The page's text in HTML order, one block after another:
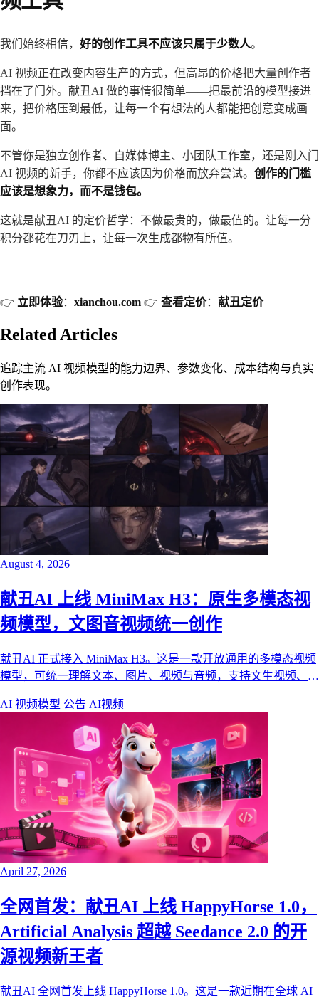
我们始终相信， 好的创作工具不应该只属于少数人。
AI 视频正在改变内容生产的方式，但高昂的价格把大量创作者
挡在了门外。献丑AI 做的事情很简单——把最前沿的模型接进
来，把价格压到最低，让每一个有想法的人都能把创意变成画
面。
不管你是独立创作者、自媒体博主、小团队工作室，还是刚入门
AI 视频的新手，你都不应该因为价格而放弃尝试。 创作的门槛
应该是想象力，而不是钱包。
这就是献丑AI 的定价哲学：不做最贵的，做最值的。让每一分
积分都花在刀刃上，让每一次生成都物有所值。
👉 立即体验： xianchou.com 👉 查看定价： 献丑定价
Related Articles
追踪主流 AI 视频模型的能力边界、参数变化、成本结构与真实
创作表现。
August 4, 2026
献丑AI 上线 MiniMax H3：原生多模态视
频模型，文图音视频统一创作
献丑AI 正式接入 MiniMax H3。这是一款开放通用的多模态视频
模型，可统一理解文本、图片、视频与音频，支持文生视频、首
UI 动效等商用创作场景。
AI 视频模型 公告 AI视频
April 27, 2026
全网首发：献丑AI 上线 HappyHorse 1.0，
Artificial Analysis 超越 Seedance 2.0 的开
源视频新王者
献丑AI 全网首发上线 HappyHorse 1.0。这是一款近期在全球 AI